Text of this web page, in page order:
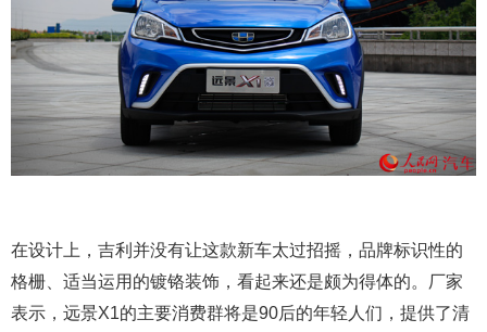
在设计上，吉利并没有让这款新车太过招摇，品牌标识性的
格栅、适当运用的镀铬装饰，看起来还是颇为得体的。厂家
表示，远景X1的主要消费群将是90后的年轻人们，提供了清